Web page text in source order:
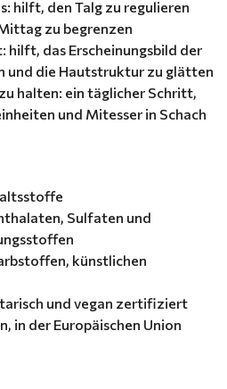
hilft, den Talg zu regulieren
zu begrenzen
hilft, das Erscheinungsbild der
und die Hautstruktur zu glätten
halten: ein täglicher Schritt,
und Mitesser in Schach
Sulfaten und
künstlichen
und vegan zertifiziert
in der Europäischen Union